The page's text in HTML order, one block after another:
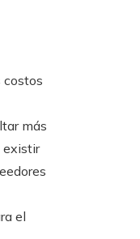
costos
más
existir
el